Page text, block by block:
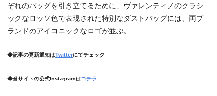
ぞれのバッグを引き立てるために、ヴァレンティノのクラシ
ックなロッソ色で表現された特別なダストバッグには、両ブ
ランドのアイコニックなロゴが並ぶ。
◆記事の更新通知はTwitterにてチェック
◆当サイトの公式Instagramはコチラ